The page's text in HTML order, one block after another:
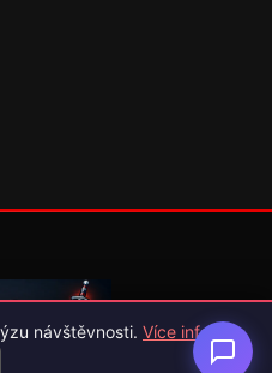
návštěvnosti. Více info